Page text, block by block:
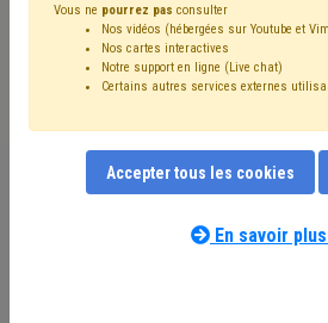
⇒ Accès à l'information(retirer le mot clé
Document administratif(6)
Coronavirus(2) Environnement(2)
Publication(2) Participation des
Simplification administrative (1)
Architecte(1) CoDT(1)
Vous ne pourrez pas consulter
Nos vidéos (hébergées sur Youtube et
Nos cartes interactives
Notre support en ligne (Live chat)
Certains autres services externes
Accepter tous les cookies
En savoir